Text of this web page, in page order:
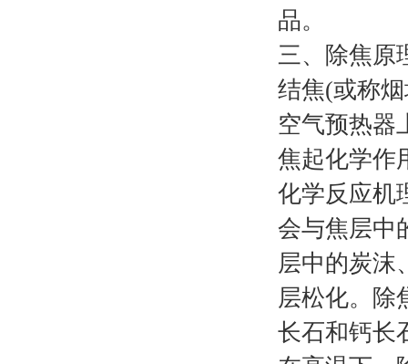
品。
三、除焦原
结焦(或称
空气预热器
焦起化学作
化学反应机
会与焦层中
层中的炭沫
层松化。除
长石和钙长